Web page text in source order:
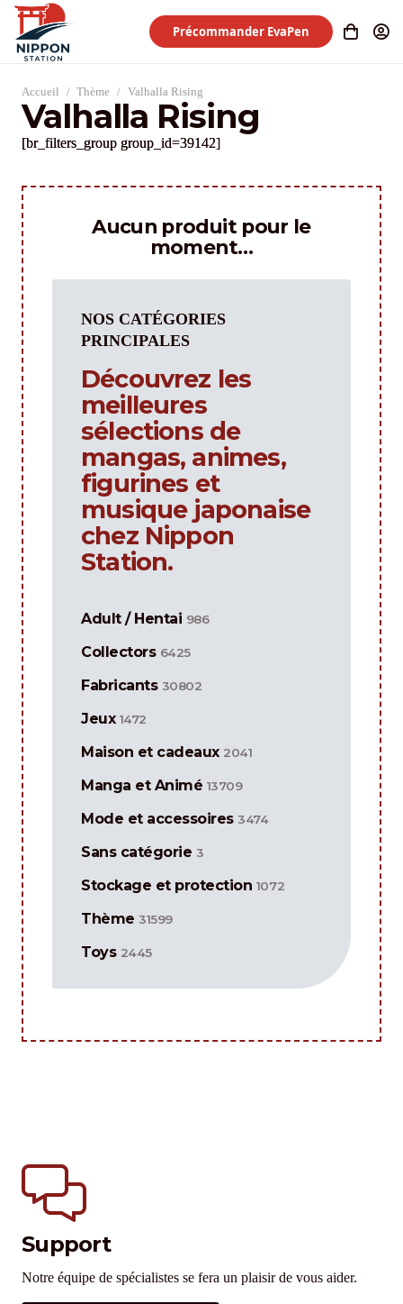
Précommander EvaPen
Accueil / Thème / Valhalla Rising
Valhalla Rising
[br_filters_group group_id=39142]
Aucun produit pour le
moment…
NOS CATÉGORIES
PRINCIPALES
Découvrez les
meilleures
sélections de
mangas, animes,
figurines et
musique japonaise
chez Nippon
Station.
Adult / Hentai 986
Collectors 6425
Fabricants 30802
Jeux 1472
Maison et cadeaux 2041
Manga et Animé 13709
Mode et accessoires 3474
Sans catégorie 3
Stockage et protection 1072
Thème 31599
Toys 2445
Support
Notre équipe de spécialistes se fera un plaisir de vous aider.